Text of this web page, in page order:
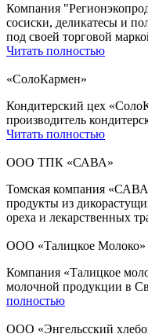
Компания
сосиски, деликатесы и
под своей торговой
Читать полностью
«СолоКармен»
Кондитерский цех
производитель
Читать полностью
ООО ТПК «САВА»
Томская компания
продукты из
ореха и лекарственных
ООО «Талицкое Молоко»
Компания «Талицкое
молочной продукции в
полностью
ООО «Энгельсский